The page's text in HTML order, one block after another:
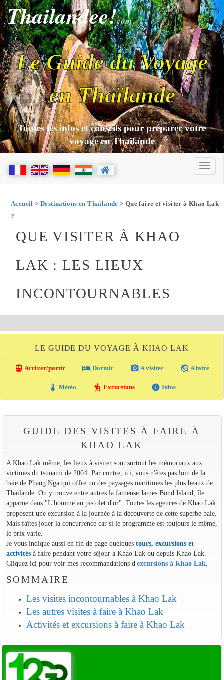
Thailandee!com
Le Guide du Voyage
en Thaïlande
Toutes les infos et conseils pour préparer votre
voyage en Thaïlande
Accueil > Destinations en Thaïlande > Que faire et visiter à Khao Lak
?
QUE VISITER À KHAO
LAK : LES LIEUX
INCONTOURNABLES
LE GUIDE DU VOYAGE À KHAO LAK
directions_transit Arriver/partir local_hotel Dormir photo_camera A visiter travel_explore A faire
thermostat Météo hiking Excursions info Infos
GUIDE DES VISITES À FAIRE À
KHAO LAK
A Khao Lak même, les lieux à visiter sont surtout les mémoriaux aux
victimes du tsunami de 2004. Par contre, ici, vous n'êtes pas loin de la
baie de Phang Nga qui offre un des paysages maritimes les plus beaux de
Thaïlande. On y trouve entre autres la fameuse James Bond Island, île
apparue dans "L'homme au pistolet d'or". Toutes les agences de Khao Lak
proposent une excursion à la journée à la découverte de cette superbe baie.
Mais faîtes jouer la concurrence car si le programme est toujours le même,
le prix varie.
Je vous indique aussi en fin de page quelques tours, excursions et
activitésà faire pendant votre séjour à Khao Lak ou depuis Khao Lak.
Cliquez ici pour voir mes recommandations d'excursions à Khao Lak.
SOMMAIRE
Les visites incontournables à Khao Lak
Les autres visites à faire à Khao Lak
Activités et excursions à faire à Khao Lak